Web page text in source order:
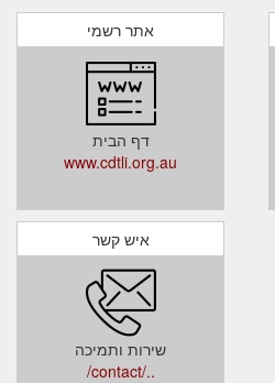
אתר רשמי
דף הבית
www.cdtli.org.au
איש קשר
שירות ותמיכה
../contact/